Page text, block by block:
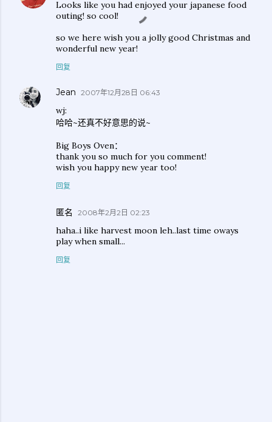
Looks like you had enjoyed your japanese food
outing! so cool!
so we here wish you a jolly good Christmas and
wonderful new year!
回复
Jean 2007年12月28日 06:43
wj:
哈哈~还真不好意思的说~
Big Boys Oven：
thank you so much for you comment!
wish you happy new year too!
回复
匿名 2008年2月2日 02:23
haha..i like harvest moon leh..last time oways
play when small...
回复